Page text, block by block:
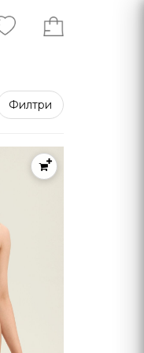
Филтри